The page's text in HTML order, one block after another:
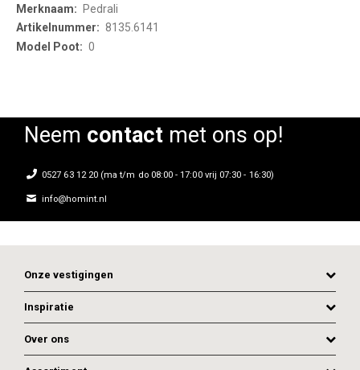
More
Information
Pedrali
8135.6141
0
Neem contactmet ons op!
0527 63 12 20 (ma t/m do 08:00 - 17:00 vrij 07:30 - 16:30)
info@homint.nl
Onze vestigingen
Inspiratie
Over ons